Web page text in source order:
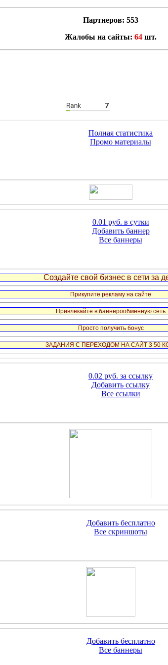
Партнеров: 553
Жалобы на сайты: 64 шт.
Полная статистика
Промо материалы
0.01 руб. в сутки
Добавить баннер
Все баннеры
Создайте свой бизнес в сети за
Прикупите рекламу на сайте
Привлекайте в баннерообменную сеть
Просто получить бонус
ЗАДАНИЯ С ПЕРЕХОДОМ НА САЙТ 3 50
0.02 руб. за ссылку
Добавить ссылку
Все ссылки
Добавить бесплатно
Все скриншоты
Добавить бесплатно
Все баннеры